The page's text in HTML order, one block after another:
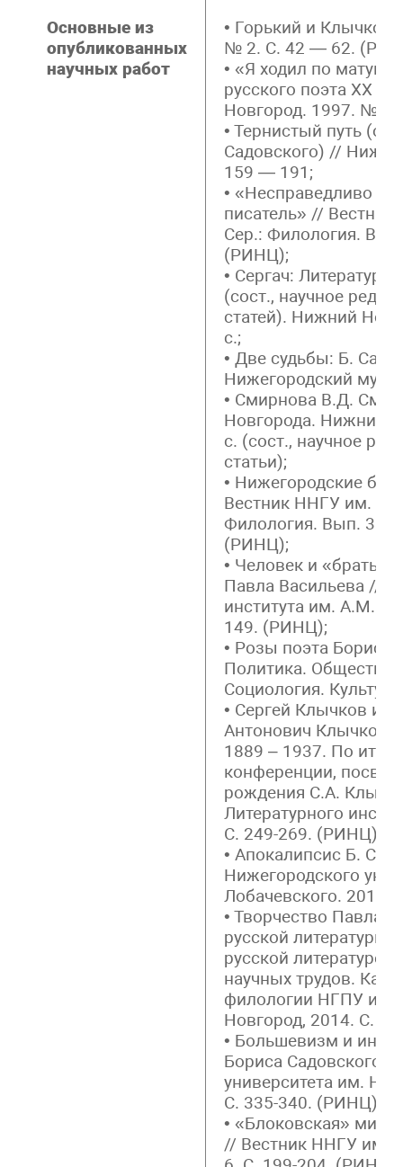
Основные из
опубликованных
научных работ
• Горький и Клычков
№ 2. С. 42 — 62.
• «Я ходил по
русского поэта XX
Новгород. 1997. №
• Тернистый путь (о
Садовского) //
159 — 191;
• «Несправедливо
писатель» //
Сер.: Филология.
(РИНЦ);
• Сергач:
(сост., научное
статей). Нижний
с.;
• Две судьбы: Б.
Нижегородский
• Смирнова В.Д.
Новгорода. Нижний
с. (сост., научное
статьи);
• Нижегородские
Вестник ННГУ им.
Филология. Вып. 3.
(РИНЦ);
• Человек и «братья
Павла Васильева //
института им. А.М.
149. (РИНЦ);
• Розы поэта
Политика.
Социология.
• Сергей Клычков и
Антонович Клычков.
1889 – 1937. По
конференции,
рождения С.А.
Литературного
С. 249-269. (РИНЦ);
• Апокалипсис Б.
Нижегородского
Лобачевского.
• Творчество Павла
русской
русской
научных трудов.
филологии НГПУ
Новгород, 2014. С.
• Большевизм и
Бориса Садовского
университета им.
С. 335-340. (РИНЦ).
• «Блоковская»
// Вестник ННГУ им.